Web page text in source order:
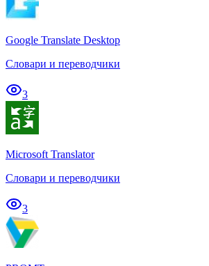
Google Translate Desktop
Словари и переводчики
3
Microsoft Translator
Словари и переводчики
3